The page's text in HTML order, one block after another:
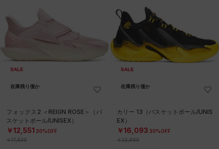
SALE
在庫残り僅か
フォックス2 ＜REIGN ROSE＞（バ
スケットボール/UNISEX）
￥12,551 30%OFF
￥17,930
SALE
在庫残り僅か
カリー 13（バスケットボール/UNIS
EX）
￥16,093 30%OFF
￥22,990